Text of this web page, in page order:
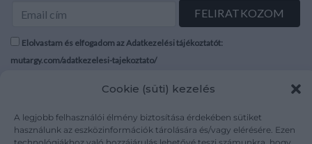
Cookie (süti) kezelés
A legjobb felhasználói élmény biztosítása érdekében sütiket
használunk az eszközinformációk tárolására és/vagy elérésére. Ezen
Elolvastam és elfogadom az Adatkezelési tájékoztatót:
mutargy.com/adatkezelesi-tajekoztato/
Médiaajánlat
Karrier
Áraink
ÁSZF
Adatvédelem